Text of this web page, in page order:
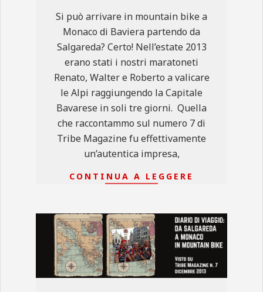
Si può arrivare in mountain bike a
Monaco di Baviera partendo da
Salgareda? Certo! Nell’estate 2013
erano stati i nostri maratoneti
Renato, Walter e Roberto a valicare
le Alpi raggiungendo la Capitale
Bavarese in soli tre giorni. Quella
che raccontammo sul numero 7 di
Tribe Magazine fu effettivamente
un’autentica impresa,
CONTINUA A LEGGERE